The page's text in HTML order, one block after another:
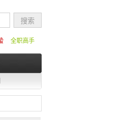
全职高手